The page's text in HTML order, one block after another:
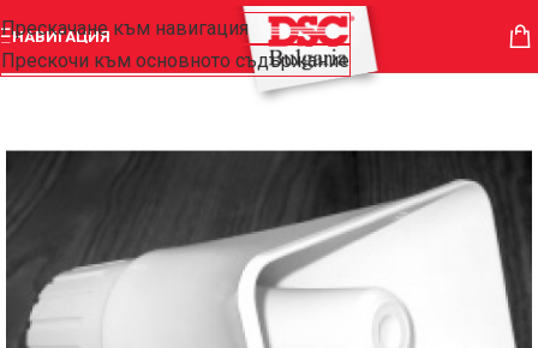
Прескачане към навигация
Прескочи към основното съдържание
НАВИГАЦИЯ